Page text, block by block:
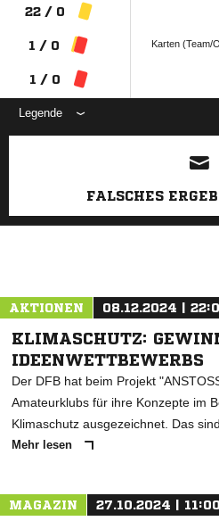
22 / 0
1 / 0
1 / 0
Karten (Team/
Legende
ANZEIGE
FALSCHES
AKTIONEN 08.12.2024 |
KLIMASCHUTZ:
IDEENWETTBEWERBS
Der DFB hat beim Projekt
Amateurklubs für ihre Konzepte im
Klimaschutz ausgezeichnet. Das
Mehr lesen
MAGAZIN 27.10.2024 | 11:00